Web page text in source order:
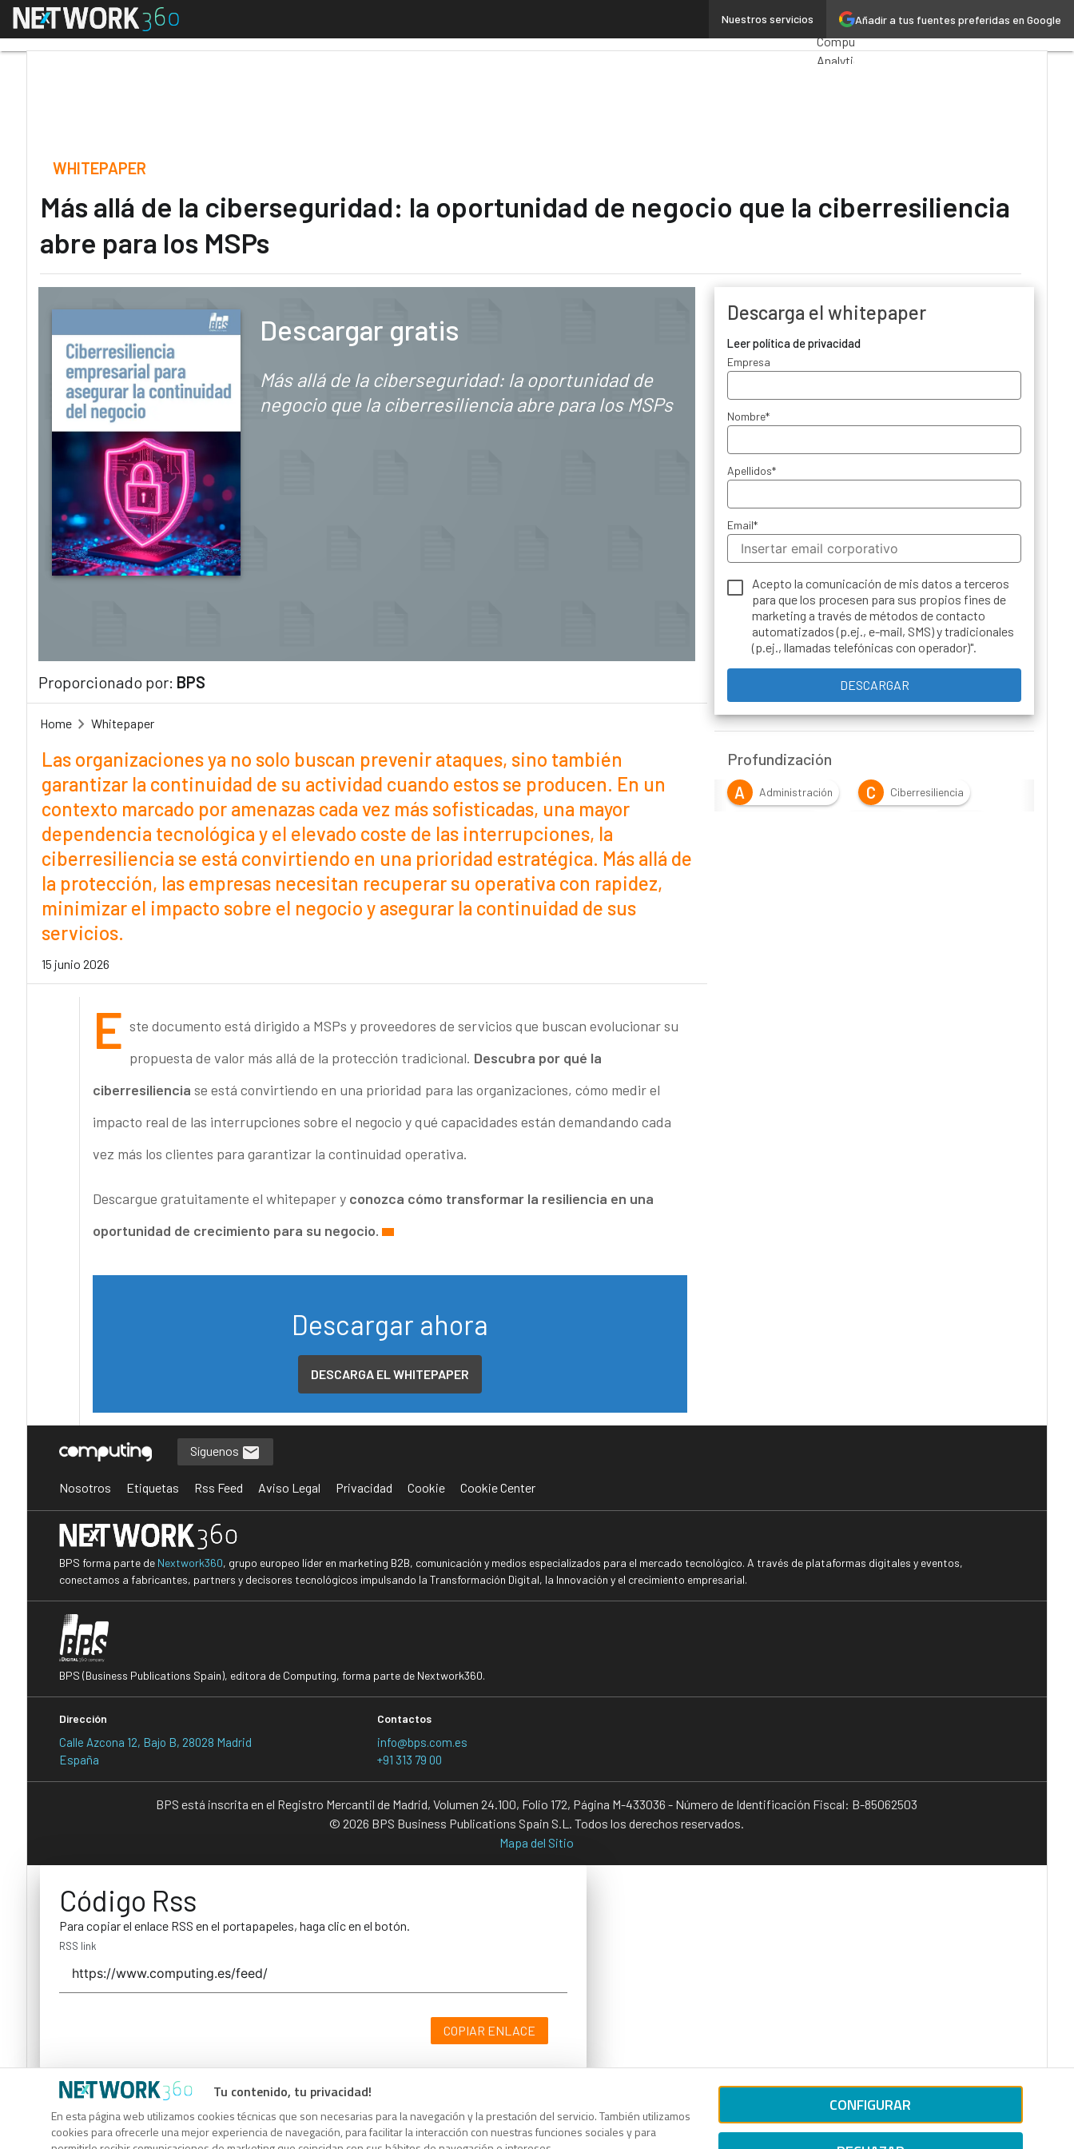
Añadir a tus fuentes preferidas en Google
Nuestros servicios
Menú Más allá de la ciberseguridad: la oportunidad de negocio que la ciberresiliencia abre para los MSPs
Premios
Computing
Analytics
Industria
4.0
Mercado
WHITEPAPER
Más allá de la ciberseguridad: la oportunidad de negocio que la ciberresiliencia
abre para los MSPs
Descargar gratis
Más allá de la ciberseguridad: la oportunidad de
negocio que la ciberresiliencia abre para los MSPs
Proporcionado por: BPS
Home Whitepaper
Las organizaciones ya no solo buscan prevenir ataques, sino también
garantizar la continuidad de su actividad cuando estos se producen. En un
contexto marcado por amenazas cada vez más sofisticadas, una mayor
dependencia tecnológica y el elevado coste de las interrupciones, la
ciberresiliencia se está convirtiendo en una prioridad estratégica. Más allá de
la protección, las empresas necesitan recuperar su operativa con rapidez,
minimizar el impacto sobre el negocio y asegurar la continuidad de sus
servicios.
15 junio 2026
E ste documento está dirigido a MSPs y proveedores de servicios que buscan evolucionar su
propuesta de valor más allá de la protección tradicional. Descubra por qué la
ciberresiliencia se está convirtiendo en una prioridad para las organizaciones, cómo medir el
impacto real de las interrupciones sobre el negocio y qué capacidades están demandando cada
vez más los clientes para garantizar la continuidad operativa.
Descargue gratuitamente el whitepaper y conozca cómo transformar la resiliencia en una
oportunidad de crecimiento para su negocio.
Descargar ahora
DESCARGA EL WHITEPAPER
Descarga el whitepaper
Leer política de privacidad
Empresa
Nombre*
Apellidos*
Email*
Acepto la comunicación de mis datos a terceros
para que los procesen para sus propios fines de
marketing a través de métodos de contacto
automatizados (p.ej., e-mail, SMS) y tradicionales
(p.ej., llamadas telefónicas con operador)".
Profundización
A
Administración C Ciberresiliencia
Tu contenido, tu privacidad!
En esta página web utilizamos cookies técnicas que son necesarias para la navegación y la prestación del servicio. También utilizamos
cookies para ofrecerle una mejor experiencia de navegación, para facilitar la interacción con nuestras funciones sociales y para
CONFIGURAR
Síguenos
Nosotros Etiquetas Rss Feed Aviso Legal Privacidad Cookie Cookie Center
BPS forma parte de Nextwork360, grupo europeo líder en marketing B2B, comunicación y medios especializados para el mercado tecnológico. A través de plataformas digitales y eventos,
conectamos a fabricantes, partners y decisores tecnológicos impulsando la Transformación Digital, la Innovación y el crecimiento empresarial.
BPS (Business Publications Spain), editora de Computing, forma parte de Nextwork360.
Dirección
Calle Azcona 12, Bajo B, 28028 Madrid
España
Contactos
info@bps.com.es
+91 313 79 00
BPS está inscrita en el Registro Mercantil de Madrid, Volumen 24.100, Folio 172, Página M-433036 - Número de Identificación Fiscal: B-85062503
© 2026 BPS Business Publications Spain S.L. Todos los derechos reservados.
Mapa del Sitio
Código Rss
Para copiar el enlace RSS en el portapapeles, haga clic en el botón.
RSS link
COPIAR ENLACE
Código Rss
Para copiar el enlace RSS en el portapapeles, haga clic en el botón.